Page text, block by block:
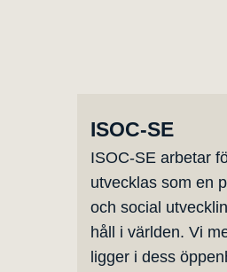
ISOC-SE
ISOC-SE arbetar
utvecklas som en
och social
håll i världen. Vi
ligger i dess